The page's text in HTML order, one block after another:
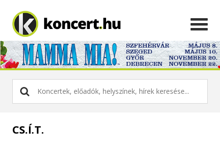
CS.Í.T.